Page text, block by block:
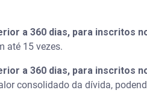
a 360 dias, para inscritos
até 15 vezes.
a 360 dias, para inscritos
consolidado da dívida,